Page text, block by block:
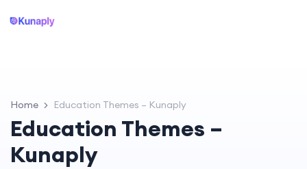
Home Education Themes – Kunaply
Education Themes –
Kunaply